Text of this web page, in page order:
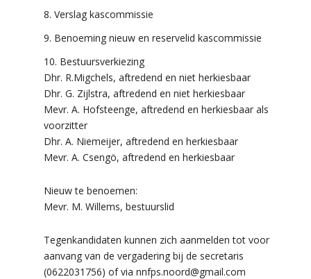
Verslag kascommissie
Benoeming nieuw en reservelid kascommissie
Bestuursverkiezing
Dhr. R.Migchels, aftredend en niet herkiesbaar
Dhr. G. Zijlstra, aftredend en niet herkiesbaar
Mevr. A. Hofsteenge, aftredend en herkiesbaar als
voorzitter
Dhr. A. Niemeijer, aftredend en herkiesbaar
Mevr. A. Csengö, aftredend en herkiesbaar
Nieuw te benoemen:
Mevr. M. Willems, bestuurslid
Tegenkandidaten kunnen zich aanmelden tot voor
aanvang van de vergadering bij de secretaris
(0622031756) of via nnfps.noord@gmail.com